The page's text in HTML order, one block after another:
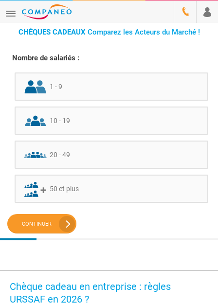
CHÈQUES CADEAUX Comparez les Acteurs du Marché !
Nombre de salariés :
1 - 9
10 - 19
20 - 49
50 et plus
CONTINUER
Chèque cadeau en entreprise : règles
URSSAF en 2026 ?